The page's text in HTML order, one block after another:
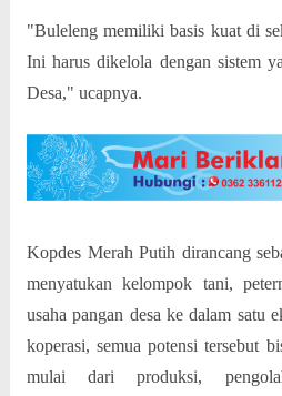
"Buleleng memiliki basis kuat di
Ini harus dikelola dengan sistem
Desa," ucapnya.
Kopdes Merah Putih dirancang
menyatukan kelompok tani,
usaha pangan desa ke dalam satu
koperasi, semua potensi tersebut
mulai dari produksi,